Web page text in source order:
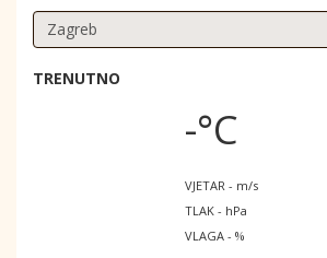
TRENUTNO
-°C
VJETAR - m/s
TLAK - hPa
VLAGA - %